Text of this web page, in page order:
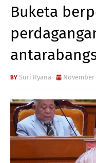
Buketa
Suri Ryana November